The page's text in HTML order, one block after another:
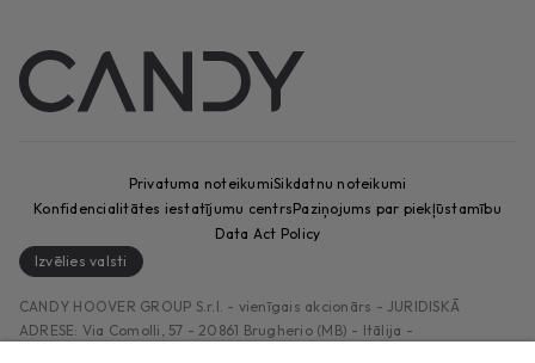
CANDY HOOVER GROUP S.r.I. - vienīgais akcionārs - JURIDISKĀ
ADRESE: Via Comolli, 57 - 20861 Brugherio (MB) - Itālija -
Privatuma noteikumiSikdatnu noteikumi
Konfidencialitātes iestatījumu centrsPaziņojums par piekļūstamību
Data Act Policy
Izvēlies valsti